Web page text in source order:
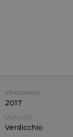
VENDEMMIA:
2017
UVAGGIO:
Verdicchio